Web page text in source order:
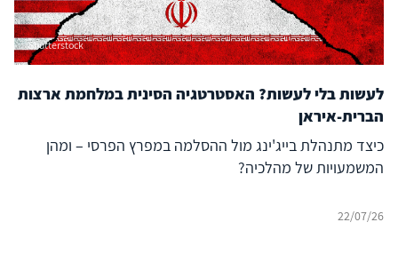
Shutterstock
לעשות בלי לעשות? האסטרטגיה הסינית במלחמת ארצות
הברית-איראן
כיצד מתנהלת בייג'ינג מול ההסלמה במפרץ הפרסי – ומהן
המשמעויות של מהלכיה?
22/07/26